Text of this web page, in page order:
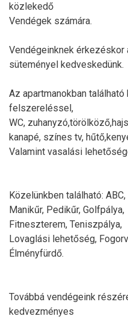
közlekedő
Vendégek számára.
Vendégeinknek
süteményel kedveskedünk.
Az apartmanokban
felszereléssel,
WC,
kanapé, színes tv,
Valamint vasalási
Közelünkben található:
Manikűr, Pedikűr, Golfpálya,
Fitneszterem, Teniszpálya,
Lovaglási lehetőség,
Élményfürdő.
Továbbá vendégeink
kedvezményes